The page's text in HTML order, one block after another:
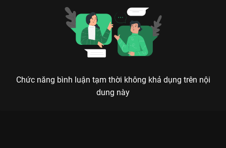
Chức năng bình luận tạm thời không khả dụng trên nội
dung này